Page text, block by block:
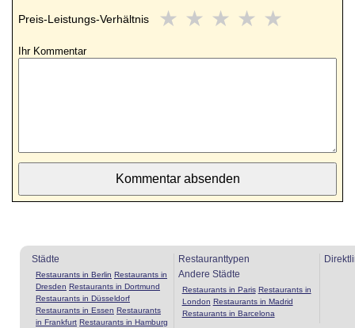
Preis-Leistungs-Verhältnis ★ ★ ★ ★ ★
Ihr Kommentar
Städte
Restaurants in Berlin Restaurants in
Dresden Restaurants in Dortmund
Restaurants in Düsseldorf
Restaurants in Essen Restaurants
in Frankfurt Restaurants in Hamburg
Restauranttypen
Andere Städte
Restaurants in Paris Restaurants in
London Restaurants in Madrid
Restaurants in Barcelona